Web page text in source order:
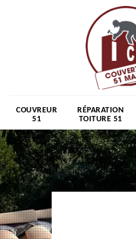
COUVREUR
51
RÉPARATION
TOITURE 51